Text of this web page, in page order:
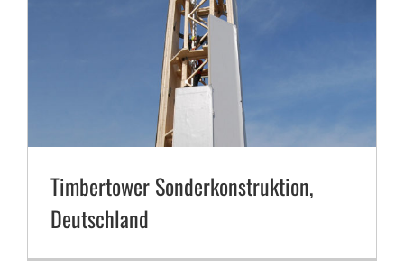
Timbertower Sonderkonstruktion,
Deutschland
Chiemgau Arena Ruhpolding, Deutschland